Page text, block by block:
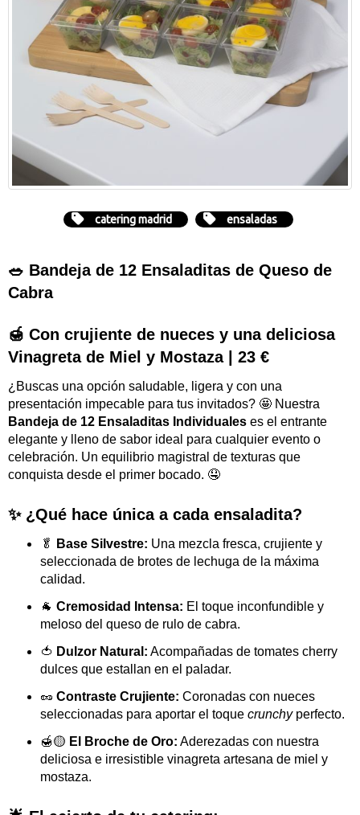
catering madrid ensaladas
🥗 Bandeja de 12 Ensaladitas de Queso de
Cabra
🍯 Con crujiente de nueces y una deliciosa
Vinagreta de Miel y Mostaza | 23 €
¿Buscas una opción saludable, ligera y con una
presentación impecable para tus invitados? 🤩 Nuestra
Bandeja de 12 Ensaladitas Individuales es el entrante
elegante y lleno de sabor ideal para cualquier evento o
celebración. Un equilibrio magistral de texturas que
conquista desde el primer bocado. 🤤
✨ ¿Qué hace única a cada ensaladita?
🥬 Base Silvestre: Una mezcla fresca, crujiente y
seleccionada de brotes de lechuga de la máxima
calidad.
🐐 Cremosidad Intensa: El toque inconfundible y
meloso del queso de rulo de cabra.
🍅 Dulzor Natural: Acompañadas de tomates cherry
dulces que estallan en el paladar.
🥜 Contraste Crujiente: Coronadas con nueces
seleccionadas para aportar el toque crunchyperfecto.
🍯🟡 El Broche de Oro: Aderezadas con nuestra
deliciosa e irresistible vinagreta artesana de miel y
mostaza.